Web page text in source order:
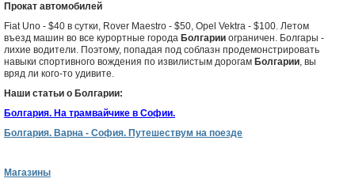
Прокат автомобилей
Fiat Uno - $40 в сутки, Rover Maestro - $50, Opel Vektra - $100. Летом
въезд машин во все курортные города Болгарии ограничен. Болгары -
лихие водители. Поэтому, попадая под соблазн продемонстрировать
навыки спортивного вождения по извилистым дорогам Болгарии, вы
вряд ли кого-то удивите.
Наши статьи о Болгарии:
Болгария. На трамвайчике в Софии.
Болгария. Варна - София. Путешествум на поезде
Магазины